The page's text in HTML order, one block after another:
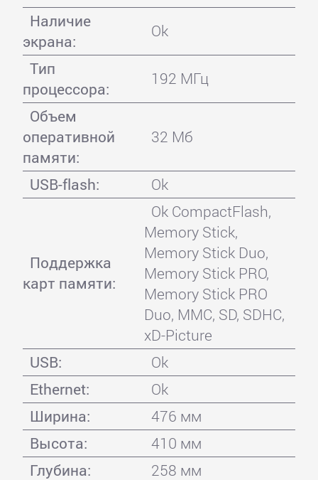
Наличие
экрана:
Ok
Тип
процессора:
192 МГц
Объем
оперативной
памяти:
32 Мб
USB-flash: Ok
Поддержка
карт памяти:
Ok CompactFlash,
Memory Stick,
Memory Stick Duo,
Memory Stick PRO,
Memory Stick PRO
Duo, MMC, SD, SDHC,
xD-Picture
USB:
Ok
Ethernet:
Ok
Ширина:
476 мм
Высота:
410 мм
Глубина:
258 мм